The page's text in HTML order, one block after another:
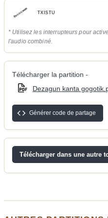
TXISTU
* Utilisez les interrupteurs pour
l'audio combiné.
Télécharger la partition -
Dezagun kanta
Générer code de partage
Télécharger dans une autre